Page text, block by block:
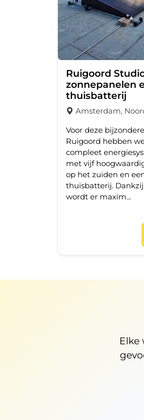
Ruigoord
zonnepanelen
thuisbatterij
Amsterdam,
Voor deze
Ruigoord hebben
compleet
met vijf
op het zuiden en
thuisbatterij.
wordt er maxim...
Elke